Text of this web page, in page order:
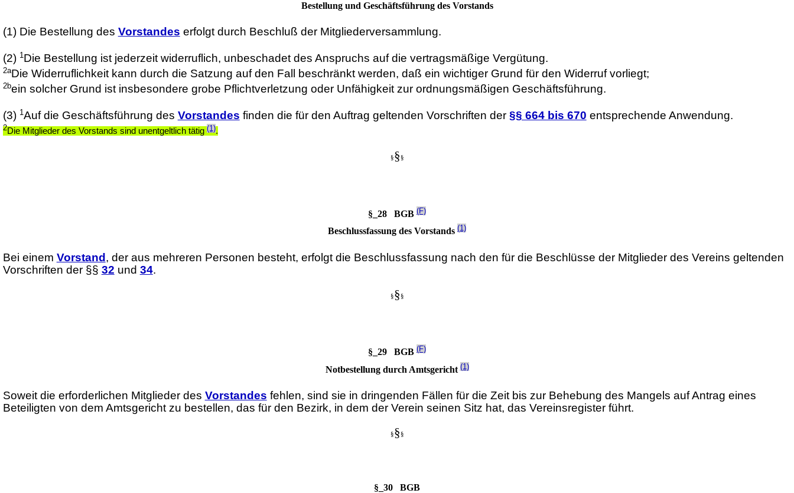
Bestellung und Geschäftsführung des Vorstands
(1) Die Bestellung des Vorstandes erfolgt durch Beschluß der Mitgliederversammlung.
(2) 1Die Bestellung ist jederzeit widerruflich, unbeschadet des Anspruchs auf die vertragsmäßige Vergütung.
2aDie Widerruflichkeit kann durch die Satzung auf den Fall beschränkt werden, daß ein wichtiger Grund für den Widerruf vorliegt;
2bein solcher Grund ist insbesondere grobe Pflichtverletzung oder Unfähigkeit zur ordnungsmäßigen Geschäftsführung.
(3) 1Auf die Geschäftsführung des Vorstandes finden die für den Auftrag geltenden Vorschriften der §§ 664 bis 670 entsprechende Anwendung.
2Die Mitglieder des Vorstands sind unentgeltlich tätig(1).
§§ §
§_28 BGB (F)
Beschlussfassung des Vorstands (1)
Bei einem Vorstand , der aus mehreren Personen besteht, erfolgt die Beschlussfassung nach den für die Beschlüsse der Mitglieder des Vereins geltenden
Vorschriften der §§ 32 und 34.
§§ §
§_29 BGB (F)
Notbestellung durch Amtsgericht(1)
Soweit die erforderlichen Mitglieder des Vorstandes fehlen, sind sie in dringenden Fällen für die Zeit bis zur Behebung des Mangels auf Antrag eines
Beteiligten von dem Amtsgericht zu bestellen, das für den Bezirk, in dem der Verein seinen Sitz hat, das Vereinsregister führt.
§§ §
§_30 BGB